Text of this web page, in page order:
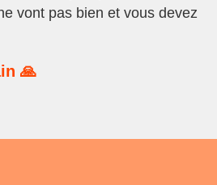
vont pas bien et vous devez
🙏